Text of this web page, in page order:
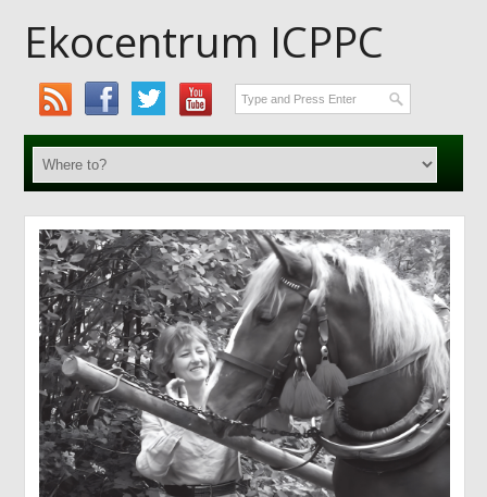
Ekocentrum ICPPC